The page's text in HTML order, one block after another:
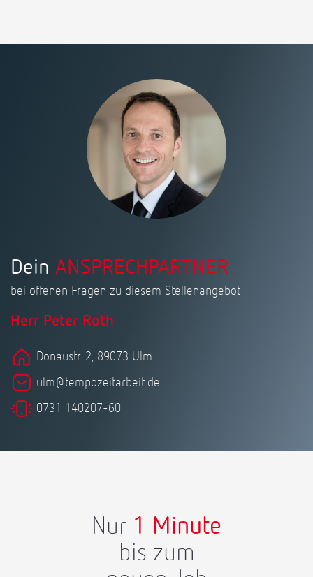
Dein ANSPRECHPARTNER
bei offenen Fragen zu diesem Stellenangebot
Herr Peter Roth
Donaustr. 2, 89073 Ulm
ulm@tempozeitarbeit.de
0731 140207-60
Nur 1 Minute
bis zum